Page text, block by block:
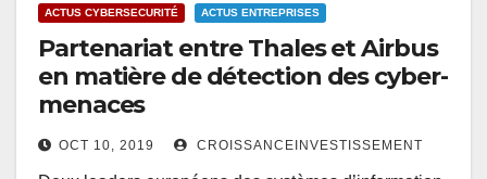
ACTUS CYBERSECURITÉ ACTUS ENTREPRISES
Partenariat entre Thales et Airbus
en matière de détection des cyber-
menaces
OCT 10, 2019 CROISSANCEINVESTISSEMENT